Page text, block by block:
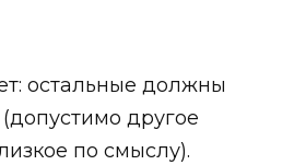
остальные должны
(допустимо другое
по смыслу).